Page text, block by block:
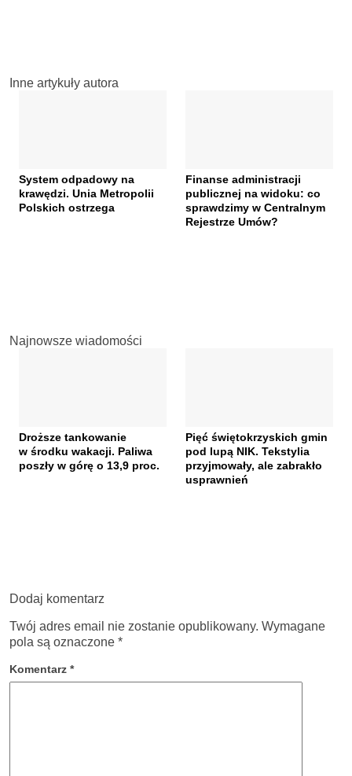
Inne artykuły autora
System odpadowy na
krawędzi. Unia Metropolii
Polskich ostrzega
Finanse administracji
publicznej na widoku: co
sprawdzimy w Centralnym
Rejestrze Umów?
Najnowsze wiadomości
Droższe tankowanie
w środku wakacji. Paliwa
poszły w górę o 13,9 proc.
Pięć świętokrzyskich gmin
pod lupą NIK. Tekstylia
przyjmowały, ale zabrakło
usprawnień
Dodaj komentarz
Twój adres email nie zostanie opublikowany. Wymagane
pola są oznaczone *
Komentarz *